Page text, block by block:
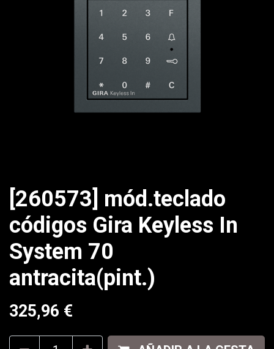
[260573] mód.teclado
códigos Gira Keyless In
System 70
antracita(pint.)
325,96 €